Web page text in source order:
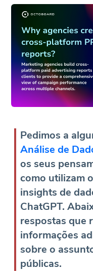
Pedimos a
Análise de
os seus
como utilizam
insights de
ChatGPT.
respostas que
informações
sobre o
públicas.